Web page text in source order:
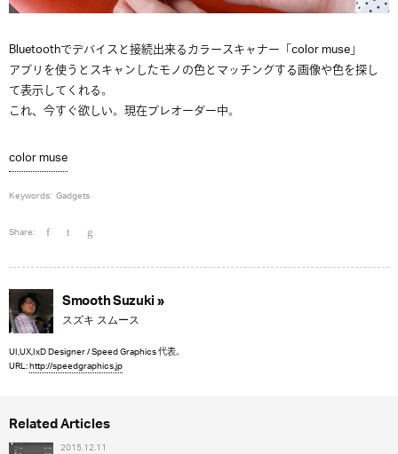
Bluetoothでデバイスと接続出来るカラースキャナー「color muse」
アプリを使うとスキャンしたモノの色とマッチングする画像や色を探し
て表示してくれる。
これ、今すぐ欲しい。現在プレオーダー中。
color muse
Keywords: Gadgets
Share:
Smooth Suzuki »
スズキ スムース
UI,UX,IxD Designer / Speed Graphics 代表。
URL:http://speedgraphics.jp
Related Articles
2015.12.11